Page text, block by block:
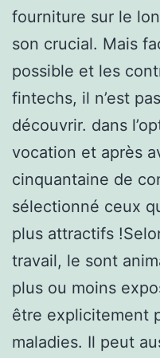
fourniture sur le
son crucial. Mais
possible et les
fintechs, il n’est
découvrir. dans
vocation et après
cinquantaine de
sélectionné ceux
plus attractifs
travail, le sont
plus ou moins
être explicitement
maladies. Il peut